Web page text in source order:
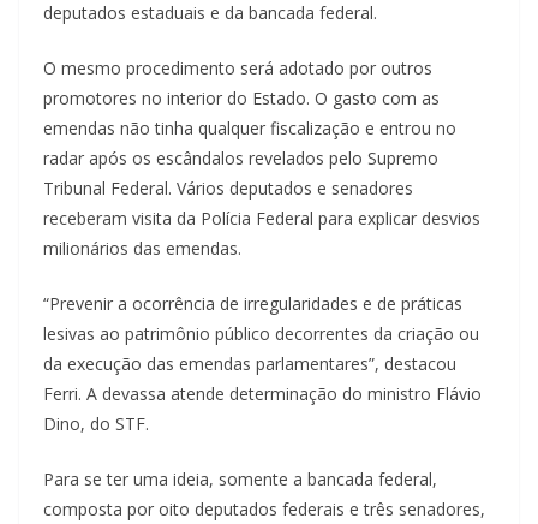
deputados estaduais e da bancada federal.
O mesmo procedimento será adotado por outros
promotores no interior do Estado. O gasto com as
emendas não tinha qualquer fiscalização e entrou no
radar após os escândalos revelados pelo Supremo
Tribunal Federal. Vários deputados e senadores
receberam visita da Polícia Federal para explicar desvios
milionários das emendas.
“Prevenir a ocorrência de irregularidades e de práticas
lesivas ao patrimônio público decorrentes da criação ou
da execução das emendas parlamentares”, destacou
Ferri. A devassa atende determinação do ministro Flávio
Dino, do STF.
Para se ter uma ideia, somente a bancada federal,
composta por oito deputados federais e três senadores,